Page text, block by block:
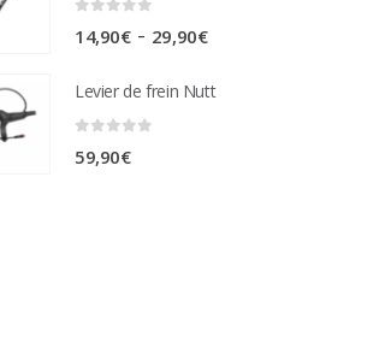
14,90€ – 29,90€Plage
prix :
Levier de frein Nutt
59,90€